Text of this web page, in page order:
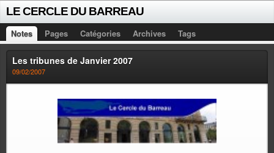
LE CERCLE DU BARREAU
Notes Pages Catégories Archives Tags
Les tribunes de Janvier 2007
09/02/2007